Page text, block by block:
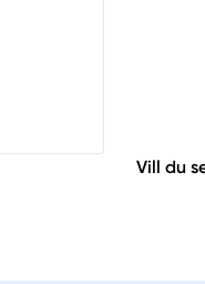
Vill du